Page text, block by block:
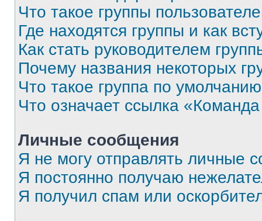
Что такое группы
Где находятся группы и как
Как стать руководителем
Почему названия некоторых
Что такое группа по
Что означает ссылка
Личные сообщения
Я не могу отправлять личные
Я постоянно получаю
Я получил спам или